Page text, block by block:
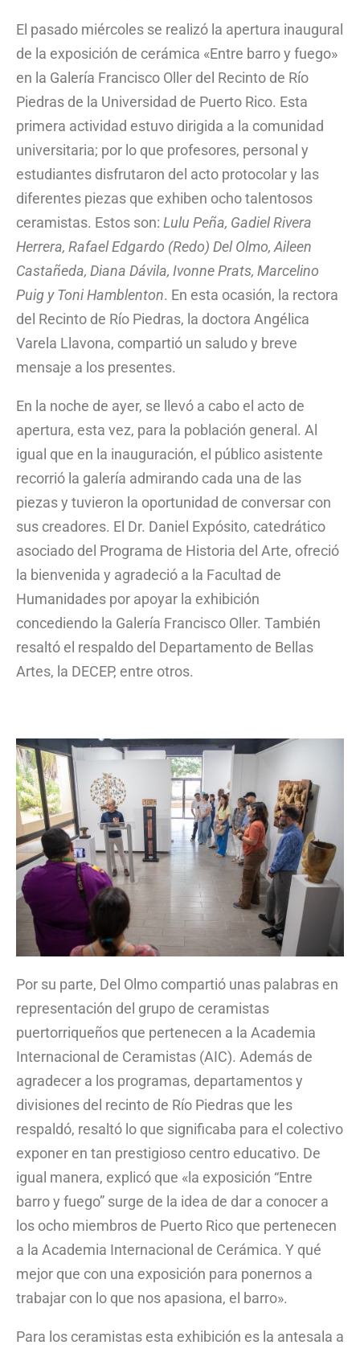
El pasado miércoles se realizó la apertura inaugural
de la exposición de cerámica «Entre barro y fuego»
en la Galería Francisco Oller del Recinto de Río
Piedras de la Universidad de Puerto Rico. Esta
primera actividad estuvo dirigida a la comunidad
universitaria; por lo que profesores, personal y
estudiantes disfrutaron del acto protocolar y las
diferentes piezas que exhiben ocho talentosos
ceramistas. Estos son: Lulu Peña, Gadiel Rivera
Herrera, Rafael Edgardo (Redo) Del Olmo, Aileen
Castañeda, Diana Dávila, Ivonne Prats, Marcelino
Puig y Toni Hamblenton. En esta ocasión, la rectora
del Recinto de Río Piedras, la doctora Angélica
Varela Llavona, compartió un saludo y breve
mensaje a los presentes.
En la noche de ayer, se llevó a cabo el acto de
apertura, esta vez, para la población general. Al
igual que en la inauguración, el público asistente
recorrió la galería admirando cada una de las
piezas y tuvieron la oportunidad de conversar con
sus creadores. El Dr. Daniel Expósito, catedrático
asociado del Programa de Historia del Arte, ofreció
la bienvenida y agradeció a la Facultad de
Humanidades por apoyar la exhibición
concediendo la Galería Francisco Oller. También
resaltó el respaldo del Departamento de Bellas
Artes, la DECEP, entre otros.
Por su parte, Del Olmo compartió unas palabras en
representación del grupo de ceramistas
puertorriqueños que pertenecen a la Academia
Internacional de Ceramistas (AIC). Además de
agradecer a los programas, departamentos y
divisiones del recinto de Río Piedras que les
respaldó, resaltó lo que significaba para el colectivo
exponer en tan prestigioso centro educativo. De
igual manera, explicó que «la exposición “Entre
barro y fuego” surge de la idea de dar a conocer a
los ocho miembros de Puerto Rico que pertenecen
a la Academia Internacional de Cerámica. Y qué
mejor que con una exposición para ponernos a
trabajar con lo que nos apasiona, el barro».
Para los ceramistas esta exhibición es la antesala a